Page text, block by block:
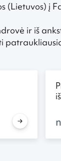
(Lietuvos)
ir iš